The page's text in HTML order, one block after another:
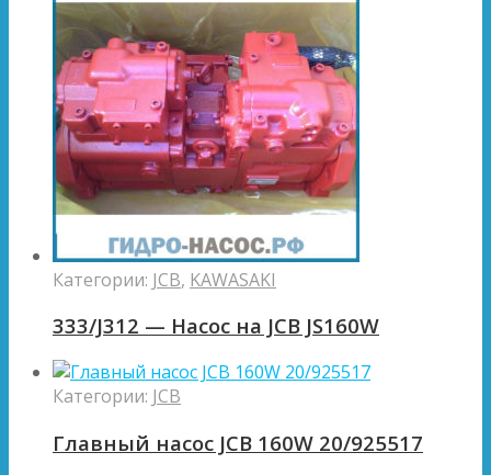
Категории: JCB, KAWASAKI
333/J312 — Насос на JCB JS160W
Категории: JCB
Главный насос JCB 160W 20/925517